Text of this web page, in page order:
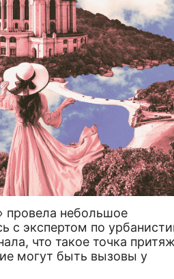
провела небольшое
с экспертом по
что такое точка
могут быть вызовы у